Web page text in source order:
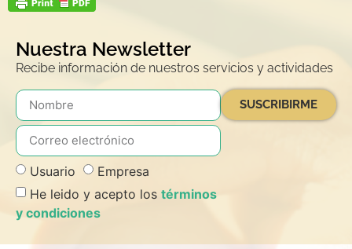
Nuestra Newsletter
Recibe información de nuestros servicios y actividades
Usuario
Empresa
He leido y acepto los términos
y condiciones
SUSCRIBIRME